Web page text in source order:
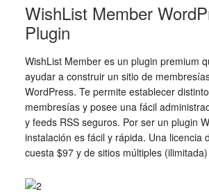
WishList Member
Plugin
WishList Member es un plugin premium
ayudar a construir un sitio de
WordPress. Te permite establecer
membresías y posee una fácil
y feeds RSS seguros. Por ser un plugin
instalación es fácil y rápida. Una licencia
cuesta $97 y de sitios múltiples